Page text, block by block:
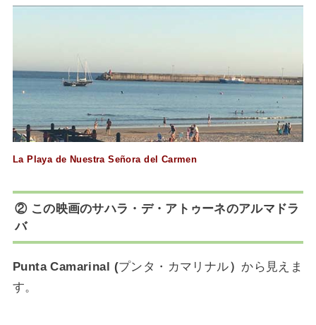
La Playa de Nuestra Señora del Carmen
② この映画のサハラ・デ・アトゥーネのアルマドラ
バ
Punta Camarinal (プンタ・カマリナル） から見えま
す。